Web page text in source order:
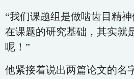
“我们课题组是做啮齿目精
在课题的研究基础，其实就
呢！”
他紧接着说出两篇论文的名